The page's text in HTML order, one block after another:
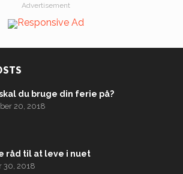
Advertisement
du bruge din ferie på?
20, 2018
råd til at leve i nuet
30, 2018